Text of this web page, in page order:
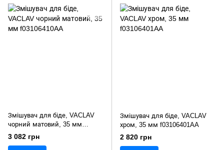
Змішувач для біде, VACLAV
чорний матовий, 35 мм
f03106410AA
3 082 грн
Змішувач для біде, VACLAV
хром, 35 мм f03106401AA
2 820 грн